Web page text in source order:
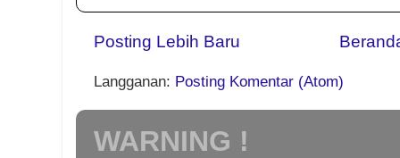
Posting Lebih Baru
Langganan: Posting Komentar (Atom)
WARNING !